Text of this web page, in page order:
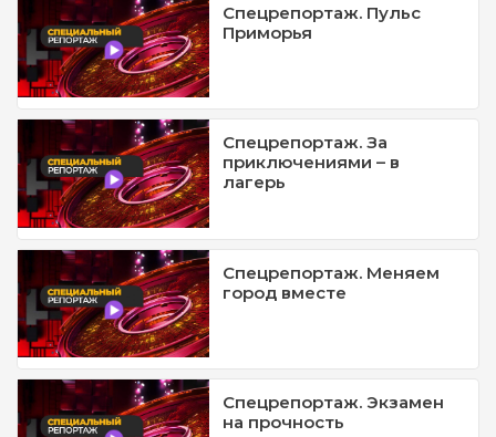
Спецрепортаж. Пульс
Приморья
Спецрепортаж. За
приключениями – в
лагерь
Спецрепортаж. Меняем
город вместе
Спецрепортаж. Экзамен
на прочность